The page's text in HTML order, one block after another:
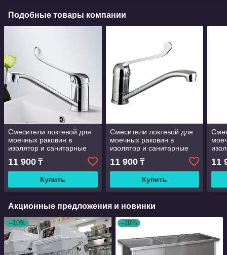
Подобные товары компании
Смесители локтевой для
моечных раковин в
изолятор и санитарные
узлы Вращающийся на
360 градусов, с длинной
ручкой
11 900 ₸
Купить
Смесители локтевой для
моечных раковин в
изолятор и санитарные
узлы Вращающийся на
360 градусов, с длинной
ручкой
11 900₸
Купить
360
11
Акционные предложения и новинки
–10% –10%